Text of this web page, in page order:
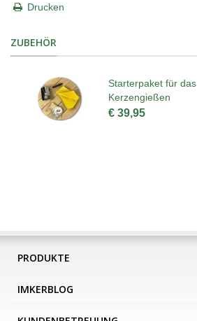
Drucken
ZUBEHÖR
Starterpaket für das
Kerzengießen
€ 39,95
PRODUKTE
IMKERBLOG